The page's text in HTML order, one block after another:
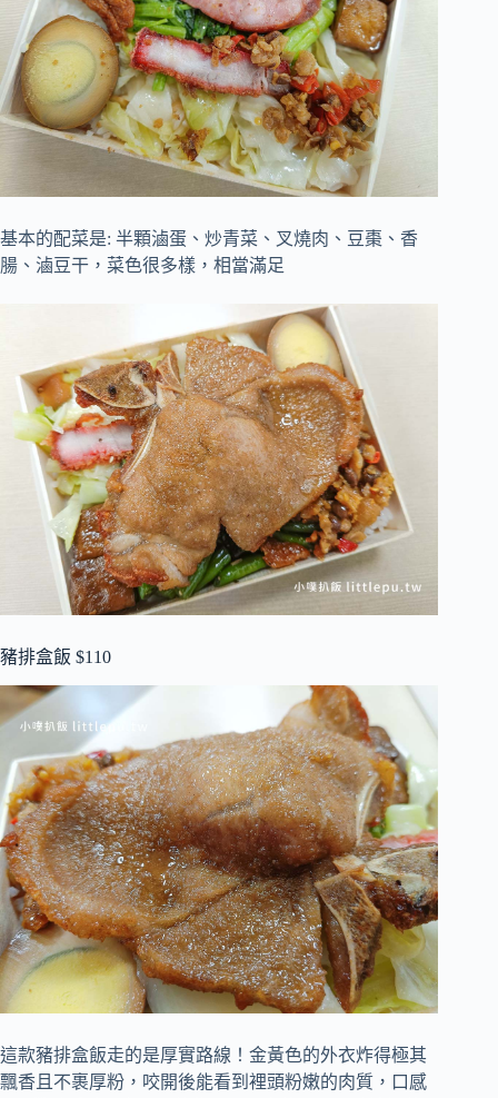
基本的配菜是: 半顆滷蛋、炒青菜、叉燒肉、豆棗、香
腸、滷豆干，菜色很多樣，相當滿足
豬排盒飯 $110
這款豬排盒飯走的是厚實路線！金黃色的外衣炸得極其
飄香且不裹厚粉，咬開後能看到裡頭粉嫩的肉質，口感